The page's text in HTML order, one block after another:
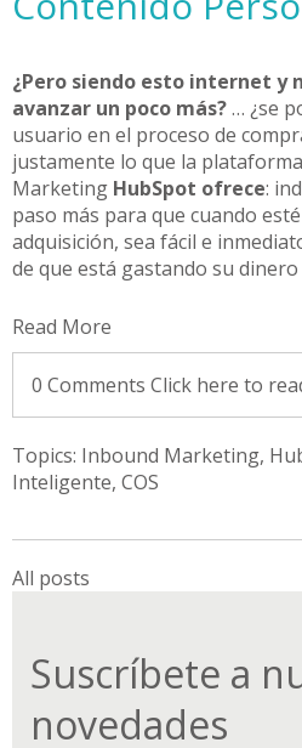
¿Pero siendo esto internet y
avanzar un poco más?… ¿se
usuario en el proceso de
justamente lo que la
Marketing HubSpot ofrece:
paso más para que cuando
adquisición, sea fácil e
de que está gastando su
Read More
0 Comments Click here to
Topics: Inbound Marketing,
Inteligente, COS
All posts
Suscríbete a
novedades